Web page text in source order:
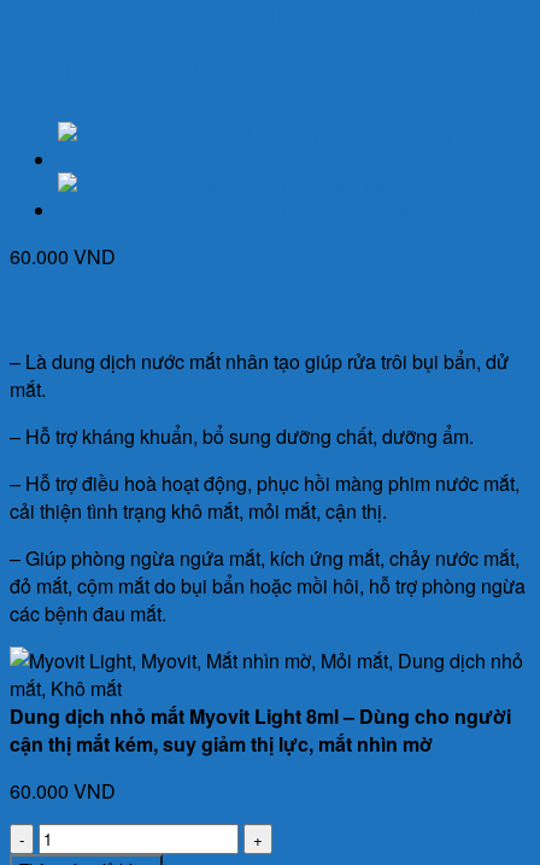
60.000 VND
– Là dung dịch nước mắt nhân tạo giúp rửa trôi bụi bẩn, dử
mắt.
– Hỗ trợ kháng khuẩn, bổ sung dưỡng chất, dưỡng ẩm.
– Hỗ trợ điều hoà hoạt động, phục hồi màng phim nước mắt,
cải thiện tình trạng khô mắt, mỏi mắt, cận thị.
– Giúp phòng ngừa ngứa mắt, kích ứng mắt, chảy nước mắt,
đỏ mắt, cộm mắt do bụi bẩn hoặc mồi hôi, hỗ trợ phòng ngừa
các bệnh đau mắt.
Dung dịch nhỏ mắt Myovit Light 8ml – Dùng cho người
cận thị mắt kém, suy giảm thị lực, mắt nhìn mờ
60.000 VND
Dung